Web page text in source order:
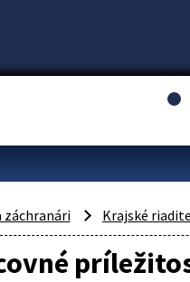
záchranári Krajské